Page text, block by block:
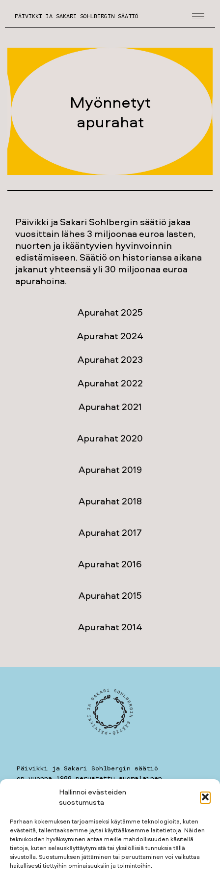
Hallinnoi evästeiden
suostumusta
Parhaan kokemuksen tarjoamiseksi käytämme teknologioita, kuten
evästeitä, tallentaaksemme ja/tai käyttääksemme laitetietoja. Näiden
tekniikoiden hyväksyminen antaa meille mahdollisuuden käsitellä
tietoja, kuten selauskäyttäytymistä tai yksilöllisiä tunnuksia tällä
sivustolla. Suostumuksen jättäminen tai peruuttaminen voi vaikuttaa
haitallisesti tiettyihin ominaisuuksiin ja toimintoihin.
PÄIVIKKI JA SAKARI SOHLBERGIN SÄÄTIÖ
Myönnetyt
apurahat
Päivikki ja Sakari Sohlbergin säätiö jakaa
vuosittain lähes 3 miljoonaa euroa lasten,
nuorten ja ikääntyvien hyvinvoinnin
edistämiseen. Säätiö on historiansa aikana
jakanut yhteensä yli 30 miljoonaa euroa
apurahoina.
Apurahat 2025
Apurahat 2024
Apurahat 2023
Apurahat 2022
Apurahat 2021
Apurahat 2020
Apurahat 2019
Apurahat 2018
Apurahat 2017
Apurahat 2016
Apurahat 2015
Apurahat 2014
Päivikki ja Sakari Sohlbergin säätiö
on vuonna 1988 perustettu suomalainen
yleishyödyllinen säätiö.
Kauppiaankatu 11 A 7
00160 HELSINKI
puhelin: 050 5781259
kotimuseon puhelin: 050 3677123